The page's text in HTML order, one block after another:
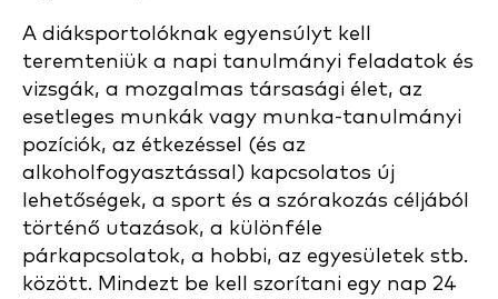
A diáksportolóknak egyensúlyt kell
teremteniük a napi tanulmányi feladatok és
vizsgák, a mozgalmas társasági élet, az
esetleges munkák vagy munka-tanulmányi
pozíciók, az étkezéssel (és az
alkoholfogyasztással) kapcsolatos új
lehetőségek, a sport és a szórakozás céljából
történő utazások, a különféle
párkapcsolatok, a hobbi, az egyesületek stb.
között. Mindezt be kell szorítani egy nap 24